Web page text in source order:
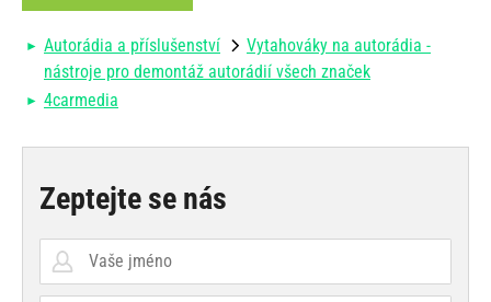
Autorádia a příslušenství
Vytahováky na autorádia -
nástroje pro demontáž autorádií všech značek
4carmedia
Zeptejte se nás